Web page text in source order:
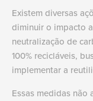
Existem diversas
diminuir o impacto
neutralização de
100% recicláveis,
implementar a
Essas medidas não